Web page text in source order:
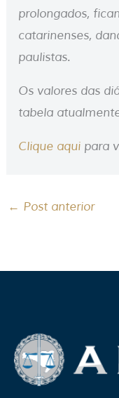
prolongados,
catarinenses,
paulistas.
Os valores das
tabela
Clique aqui para
← Post anterior